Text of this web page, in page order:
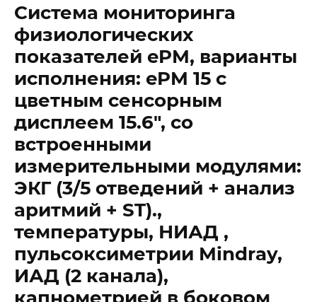
Система мониторинга
физиологических
показателей ePM, варианты
исполнения: ePM 15 с
цветным сенсорным
дисплеем 15.6″, со
встроенными
измерительными модулями:
ЭКГ (3/5 отведений + анализ
аритмий + ST).,
температуры, НИАД ,
пульсоксиметрии Mindray,
ИАД (2 канала),